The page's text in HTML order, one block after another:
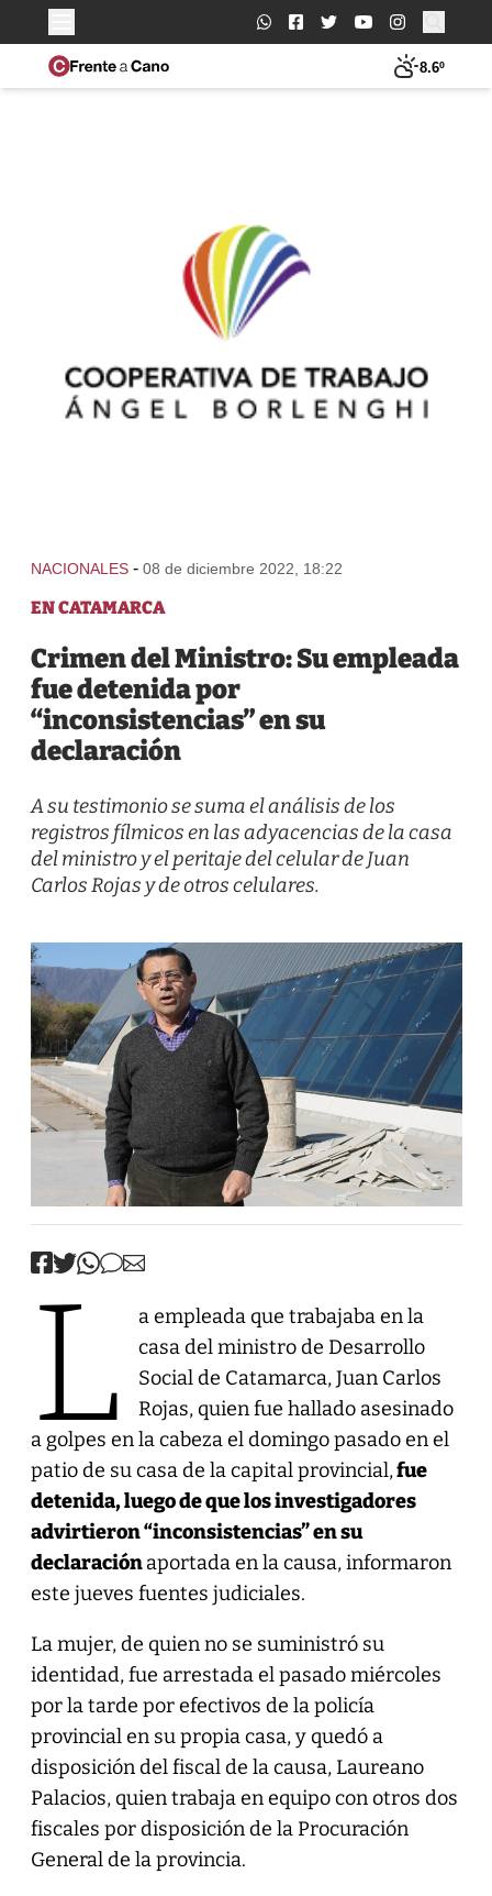
Buscar:
8.6º
NACIONALES - 08 de diciembre 2022, 18:22
EN CATAMARCA
Crimen del Ministro: Su empleada
fue detenida por
“inconsistencias” en su
declaración
A su testimonio se suma el análisis de los
registros fílmicos en las adyacencias de la casa
del ministro y el peritaje del celular de Juan
Carlos Rojas y de otros celulares.
L
a empleada que trabajaba en la
casa del ministro de Desarrollo
Social de Catamarca, Juan Carlos
Rojas, quien fue hallado asesinado
a golpes en la cabeza el domingo pasado en el
patio de su casa de la capital provincial,fue
detenida, luego de que los investigadores
advirtieron “inconsistencias” en su
declaraciónaportada en la causa, informaron
este jueves fuentes judiciales.
La mujer, de quien no se suministró su
identidad, fue arrestada el pasado miércoles
por la tarde por efectivos de la policía
provincial en su propia casa, y quedó a
disposición del fiscal de la causa, Laureano
Palacios, quien trabaja en equipo con otros dos
fiscales por disposición de la Procuración
General de la provincia.